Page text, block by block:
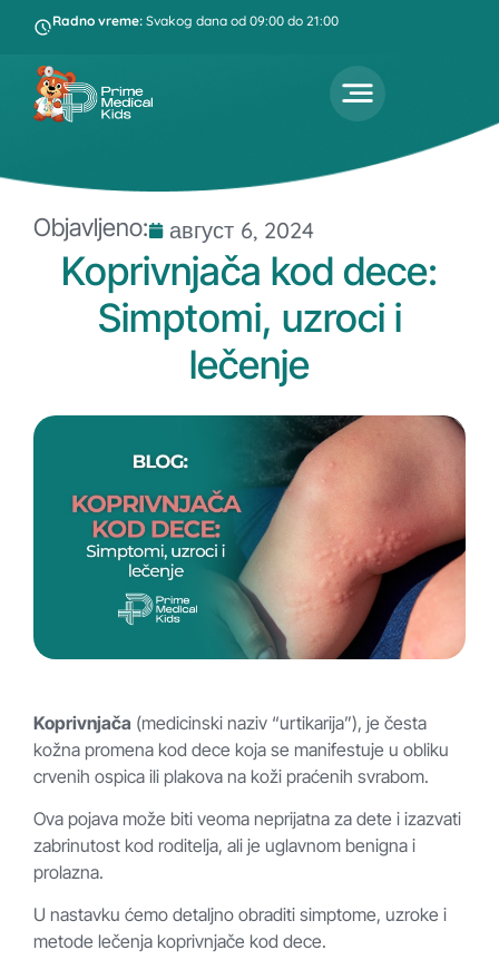
Radno vreme: Svakog dana od 09:00 do 21:00
Objavljeno: август 6, 2024
Koprivnjača kod dece:
Simptomi, uzroci i
lečenje
Koprivnjača (medicinski naziv “urtikarija”), je česta
kožna promena kod dece koja se manifestuje u obliku
crvenih ospica ili plakova na koži praćenih svrabom.
Ova pojava može biti veoma neprijatna za dete i izazvati
zabrinutost kod roditelja, ali je uglavnom benigna i
prolazna.
U nastavku ćemo detaljno obraditi simptome, uzroke i
metode lečenja koprivnjače kod dece.